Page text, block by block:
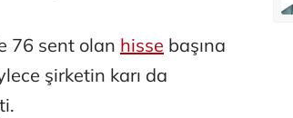
76 sent olan hisse başına
şirketin karı da
Abbas Güçlü